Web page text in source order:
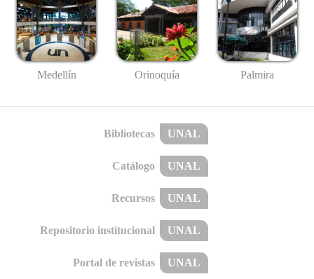
Medellín Orinoquía Palmira
Bibliotecas UNAL
Catálogo UNAL
Recursos UNAL
Repositorio institucional UNAL
Portal de revistas UNAL